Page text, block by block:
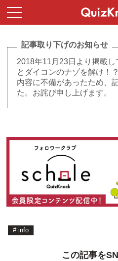
記事取り下げのお知らせ
2018年11月23日より掲載し
とダイコンのナゾを解け！
内容に不備があったため、
た。お詫び申し上げます。
# info
この記事を